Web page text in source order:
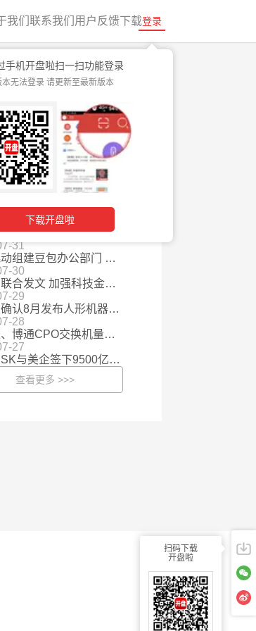
我们 联系我们 用户反馈下载登录
手机开盘啦扫一扫功能登录
本无法登录 请更新至最新版本
下载开盘啦
07
矿产大国禁止铜钴精矿出口，全球供给刚性收缩
06
报价超千万粉丝网红 AI虚拟形象商业营销价值攀升
05
自动驾驶安全要求国标发布 护航行业健康发展
Palantir、Snap业绩双双超预期 AI应用或迎商业化拐点
多地用电负荷连创历史新高 电网十五五万亿投资也将拉动设备需求
31
字节跳动组建豆包办公部门 AI办公赛道从“回答”迈向“完成”
30
九部门联合发文 加强科技金融领域数据开发利用
29
比亚迪确认8月发布人形机器人 车企跨界加速产业链从概念走向量产
28
英伟达、博通CPO交换机量产，百亿市场加速兑现
27
三星、SK与美企签下9500亿美元大单 存储行业估值有望向成长股演进
查看更多 >>>
扫码下载
开盘啦